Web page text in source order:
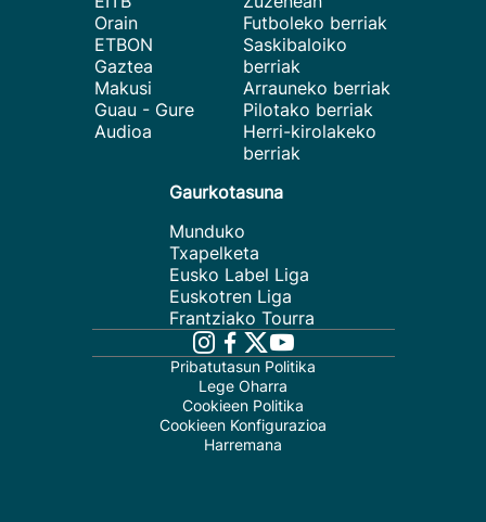
Orain
ETBON
Gaztea
Makusi
Guau - Gure
Audioa
Futboleko berriak
Saskibaloiko
berriak
Arrauneko berriak
Pilotako berriak
Herri-kirolakeko
berriak
Gaurkotasuna
Munduko
Txapelketa
Eusko Label Liga
Euskotren Liga
Frantziako Tourra
Pribatutasun Politika
Lege Oharra
Cookieen Politika
Cookieen Konfigurazioa
Harremana